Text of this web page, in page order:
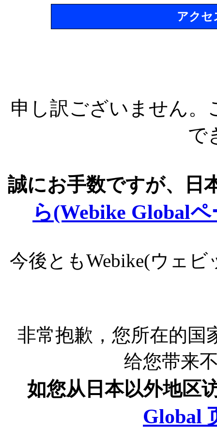
アクセ
申し訳ございません
で
誠にお手数ですが、日
ら(Webike Global
今後ともWebike(ウェ
非常抱歉，您所在的国
给您带来
如您从日本以外地区
Global